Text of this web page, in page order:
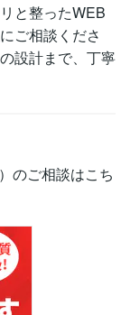
と整ったWEB
ご相談くださ
設計まで、丁寧
のご相談はこち